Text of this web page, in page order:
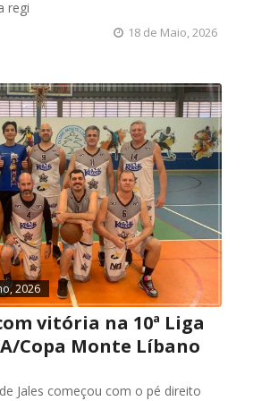
regi
18 de Maio, 2026
2026
vitória na 10ª Liga
Copa Monte Líbano
Jales começou com o pé direito